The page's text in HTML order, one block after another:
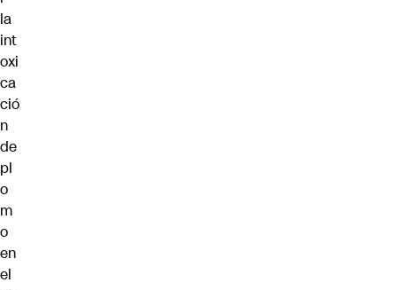
la
int
oxi
ca
ció
n
de
pl
o
m
o
en
el